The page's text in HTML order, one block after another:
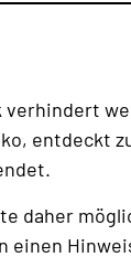
verhindert
entdeckt
daher
einen